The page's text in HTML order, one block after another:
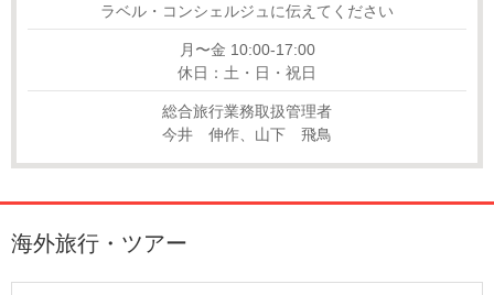
ラベル・コンシェルジュに伝えてください
月〜金 10:00-17:00
休日：土・日・祝日
総合旅行業務取扱管理者
今井 伸作、山下 飛鳥
海外旅行・ツアー